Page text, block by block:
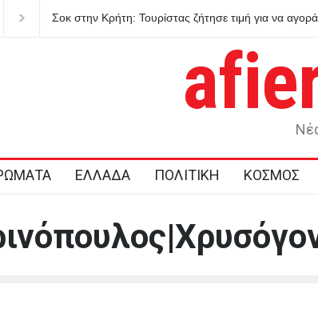
Σοκ στην Κρήτη: Τουρίστας ζήτησε τιμή για να
ΕΛΛΑΔΑ ΠΟΛΙΤΙΚΗ ΚΟΣΜΟΣ